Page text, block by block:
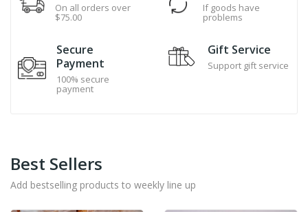
On all orders over
$75.00
If goods have
problems
Secure
Payment
100% secure
payment
Gift Service
Support gift service
Best Sellers
Add bestselling products to weekly line up